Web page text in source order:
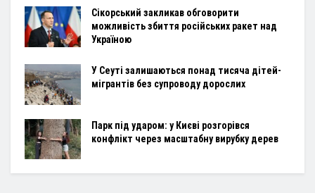
Сікорський закликав обговорити
можливість збиття російських ракет над
Україною
У Сеуті залишаються понад тисяча дітей-
мігрантів без супроводу дорослих
Парк під ударом: у Києві розгорівся
конфлікт через масштабну вирубку дерев